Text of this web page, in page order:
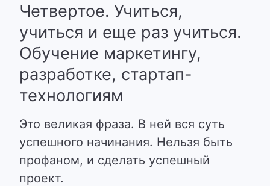
Четвертое. Учиться,
учиться и еще раз учиться.
Обучение маркетингу,
разработке, стартап-
технологиям
Это великая фраза. В ней вся суть
успешного начинания. Нельзя быть
профаном, и сделать успешный
проект.